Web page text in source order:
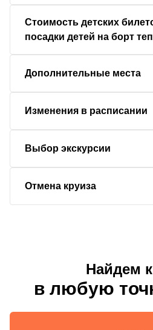
Стоимость детских
посадки детей на борт
Дополнительные места
Изменения в расписании
Выбор экскурсии
Отмена круиза
Найдем
в любую